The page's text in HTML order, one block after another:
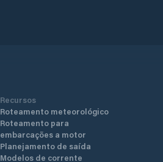
Recursos
Roteamento meteorológico
Roteamento para
embarcações a motor
Planejamento de saída
Modelos de corrente